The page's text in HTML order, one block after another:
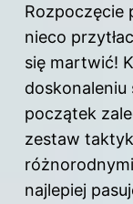
Rozpoczęcie
nieco
się martwić!
doskonaleniu
początek
zestaw
najlepiej